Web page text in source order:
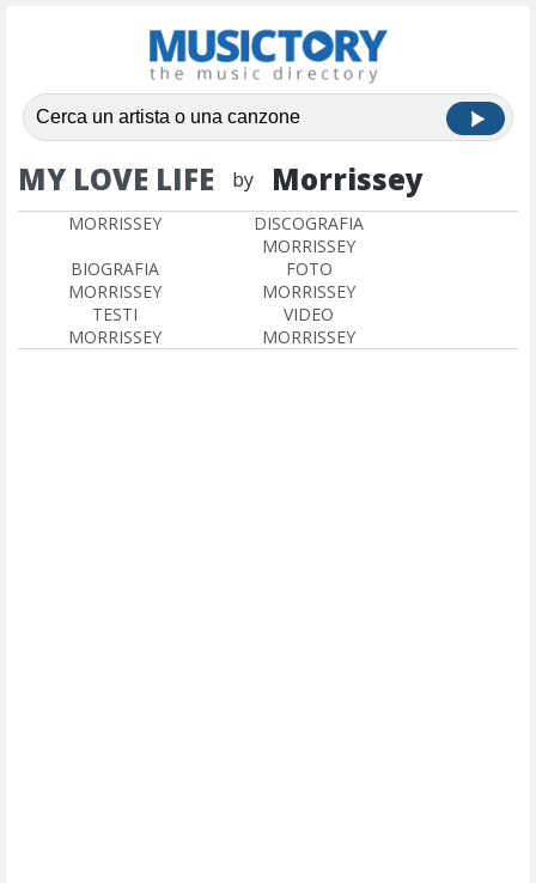
MY LOVE LIFE by Morrissey
MORRISSEY
DISCOGRAFIA
MORRISSEY
BIOGRAFIA
MORRISSEY
FOTO
MORRISSEY
TESTI
MORRISSEY
VIDEO
MORRISSEY